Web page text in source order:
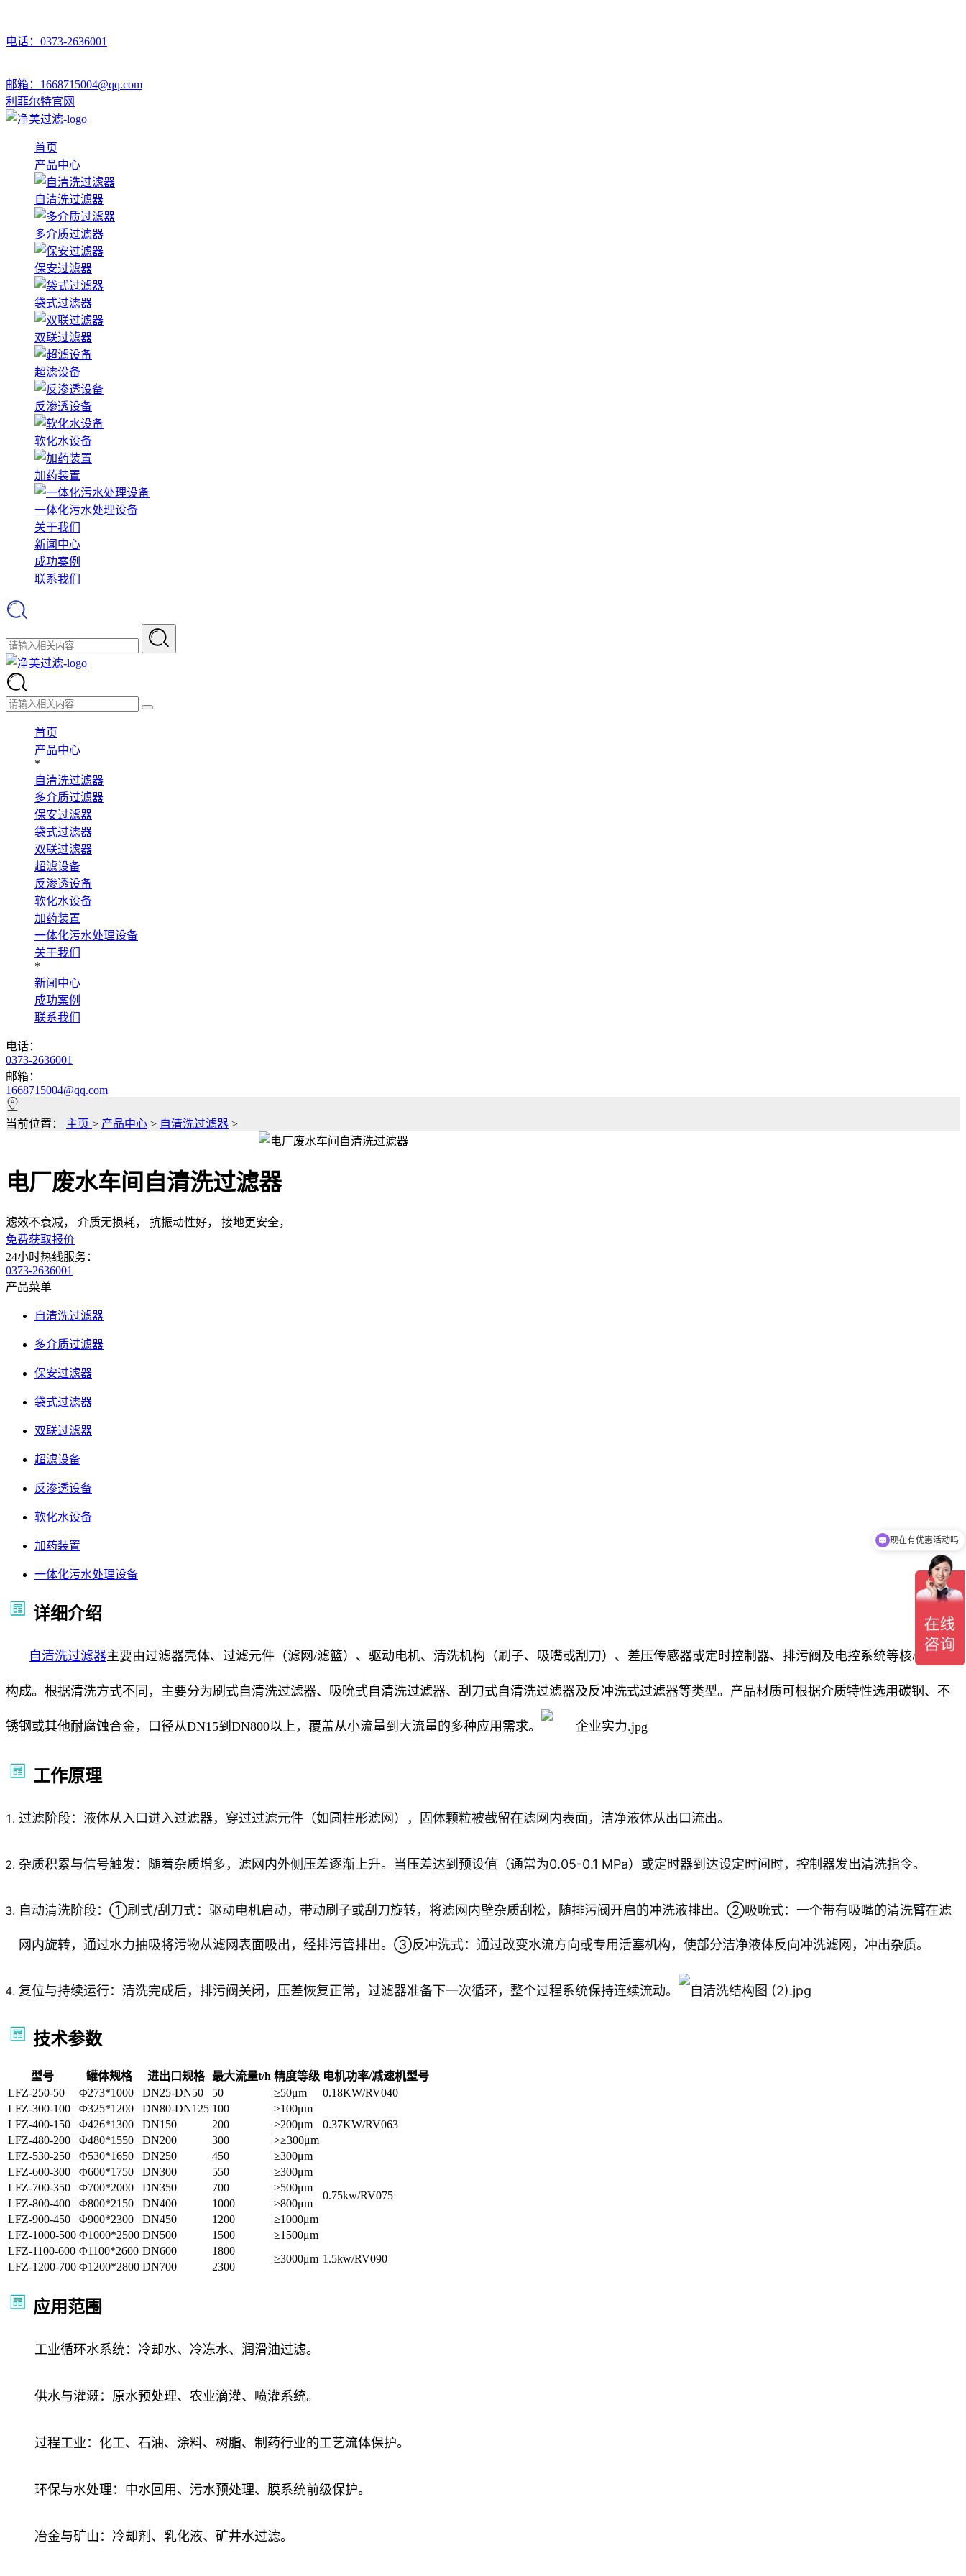
电话：0373-2636001
邮箱：1668715004@qq.com
利菲尔特官网
首页
产品中心
自清洗过滤器
多介质过滤器
保安过滤器
袋式过滤器
双联过滤器
超滤设备
反渗透设备
软化水设备
加药装置
一体化污水处理设备
关于我们
新闻中心
成功案例
联系我们
首页
产品中心
*
自清洗过滤器
多介质过滤器
保安过滤器
袋式过滤器
双联过滤器
超滤设备
反渗透设备
软化水设备
加药装置
一体化污水处理设备
关于我们
*
新闻中心
成功案例
联系我们
电话：
0373-2636001
邮箱：
1668715004@qq.com
当前位置： 主页 > 产品中心 > 自清洗过滤器 >
电厂废水车间自清洗过滤器
滤效不衰减， 介质无损耗， 抗振动性好， 接地更安全，
免费获取报价
24小时热线服务：
0373-2636001
产品菜单
自清洗过滤器
多介质过滤器
保安过滤器
袋式过滤器
双联过滤器
超滤设备
反渗透设备
软化水设备
加药装置
一体化污水处理设备
详细介绍
自清洗过滤器主要由过滤器壳体、过滤元件（滤网/滤篮）、驱动电机、清洗机构（刷子、吸嘴或刮刀）、差压传感器或定时控制器、排污阀及电控系统等核心部件
构成。根据清洗方式不同，主要分为刷式自清洗过滤器、吸吮式自清洗过滤器、刮刀式自清洗过滤器及反冲洗式过滤器等类型。产品材质可根据介质特性选用碳钢、不
锈钢或其他耐腐蚀合金，口径从DN15到DN800以上，覆盖从小流量到大流量的多种应用需求。
工作原理
过滤阶段：液体从入口进入过滤器，穿过过滤元件（如圆柱形滤网），固体颗粒被截留在滤网内表面，洁净液体从出口流出。
杂质积累与信号触发：随着杂质增多，滤网内外侧压差逐渐上升。当压差达到预设值（通常为0.05-0.1 MPa）或定时器到达设定时间时，控制器发出清洗指令。
自动清洗阶段：①刷式/刮刀式：驱动电机启动，带动刷子或刮刀旋转，将滤网内壁杂质刮松，随排污阀开启的冲洗液排出。②吸吮式：一个带有吸嘴的清洗臂在滤
网内旋转，通过水力抽吸将污物从滤网表面吸出，经排污管排出。③反冲洗式：通过改变水流方向或专用活塞机构，使部分洁净液体反向冲洗滤网，冲出杂质。
复位与持续运行：清洗完成后，排污阀关闭，压差恢复正常，过滤器准备下一次循环，整个过程系统保持连续流动。
技术参数
型号 罐体规格 进出口规格 最大流量t/h 精度等级 电机功率/减速机型号
LFZ-250-50
Φ273*1000 DN25-DN50 50 ≥50μm
0.18KW/RV040
LFZ-300-100
Φ325*1200 DN80-DN125 100
≥100μm
0.37KW/RV063
LFZ-400-150 Φ426*1300 DN150 200
≥200μm
LFZ-480-200
Φ480*1550 DN200 300
>≥300μm
LFZ-530-250
Φ530*1650 DN250 450 ≥300μm
0.75kw/RV075
LFZ-600-300 Φ600*1750 DN300 550
≥300μm
LFZ-700-350
Φ700*2000 DN350 700
≥500μm
LFZ-800-400
Φ800*2150 DN400 1000
≥800μm
LFZ-900-450
Φ900*2300 DN450 1200
≥1000μm
LFZ-1000-500 Φ1000*2500 DN500 1500
≥1500μm
LFZ-1100-600 Φ1100*2600 DN600 1800
≥3000μm 1.5kw/RV090
LFZ-1200-700 Φ1200*2800 DN700 2300
应用范围
工业循环水系统：冷却水、冷冻水、润滑油过滤。
供水与灌溉：原水预处理、农业滴灌、喷灌系统。
过程工业：化工、石油、涂料、树脂、制药行业的工艺流体保护。
环保与水处理：中水回用、污水预处理、膜系统前级保护。
冶金与矿山：冷却剂、乳化液、矿井水过滤。
现在有优惠活动吗